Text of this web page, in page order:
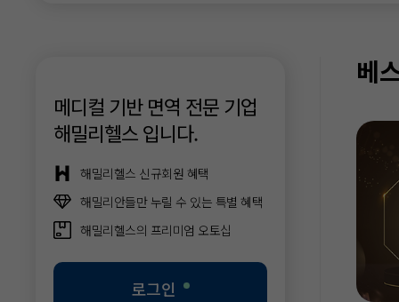
메디컬 기반 면역 전문 기업
해밀리헬스 입니다.
해밀리헬스 신규회원 혜택
해밀리안들만 누릴 수 있는 특별 혜택
해밀리헬스의 프리미엄 오토십
로그인
베